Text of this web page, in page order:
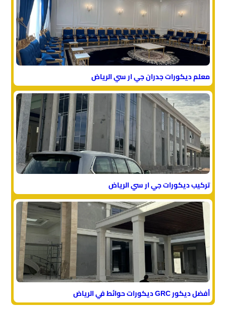
معلم ديكورات جدران جي ار سي الرياض
تركيب ديكورات جي ار سي الرياض
أفضل ديكور GRC ديكورات حوائط في الرياض